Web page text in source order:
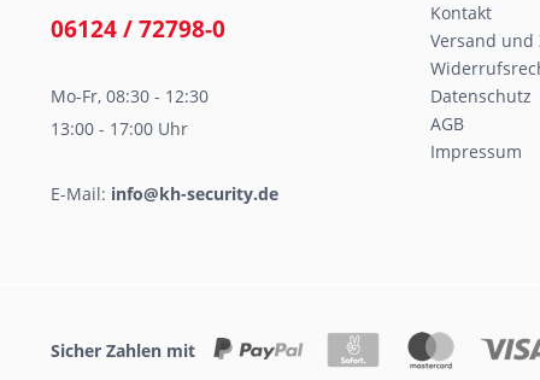
06124 / 72798-0
Mo-Fr, 08:30 - 12:30
13:00 - 17:00 Uhr
E-Mail: info@kh-security.de
Kontakt
Versand
Datenschutz
AGB
Impressum
Sicher Zahlen mit